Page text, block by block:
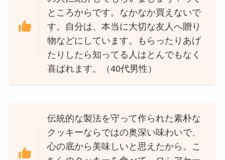
ところからです。なかなか買えないで
す。自分は、本当に大切な友人へ贈り
物などにしています。もらったりあげ
たりしたら知ってる人はとんでもなく
喜ばれます。（40代男性）
伝統的な製法を守って作られた素朴な
クッキーならではの奥深い味わいで、
心の底から美味しいと思えたから。こ